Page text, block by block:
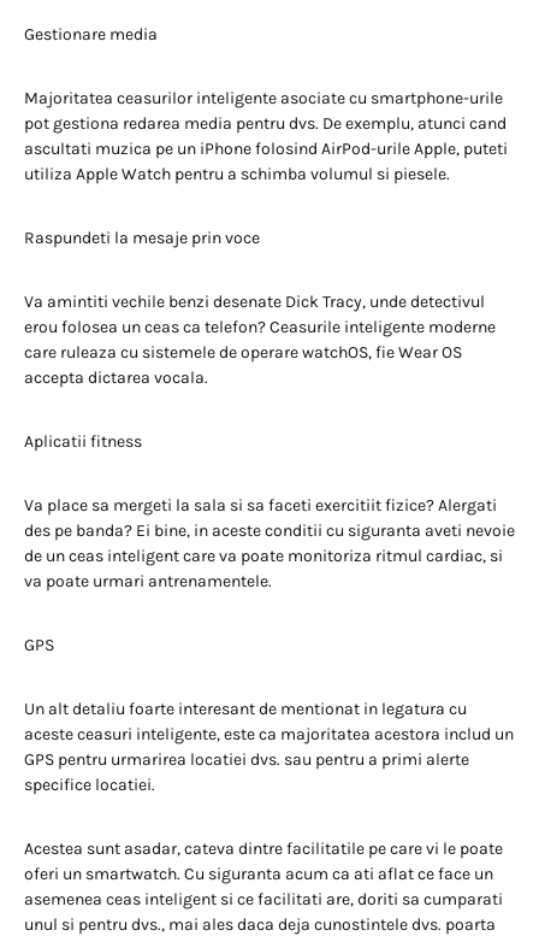
Gestionare media
Majoritatea ceasurilor inteligente asociate cu smartphone-urile
pot gestiona redarea media pentru dvs. De exemplu, atunci cand
ascultati muzica pe un iPhone folosind AirPod-urile Apple, puteti
utiliza Apple Watch pentru a schimba volumul si piesele.
Raspundeti la mesaje prin voce
Va amintiti vechile benzi desenate Dick Tracy, unde detectivul
erou folosea un ceas ca telefon? Ceasurile inteligente moderne
care ruleaza cu sistemele de operare watchOS, fie Wear OS
accepta dictarea vocala.
Aplicatii fitness
Va place sa mergeti la sala si sa faceti exercitiit fizice? Alergati
des pe banda? Ei bine, in aceste conditii cu siguranta aveti nevoie
de un ceas inteligent care va poate monitoriza ritmul cardiac, si
va poate urmari antrenamentele.
GPS
Un alt detaliu foarte interesant de mentionat in legatura cu
aceste ceasuri inteligente, este ca majoritatea acestora includ un
GPS pentru urmarirea locatiei dvs. sau pentru a primi alerte
specifice locatiei.
Acestea sunt asadar, cateva dintre facilitatile pe care vi le poate
oferi un smartwatch. Cu siguranta acum ca ati aflat ce face un
asemenea ceas inteligent si ce facilitati are, doriti sa cumparati
unul si pentru dvs., mai ales daca deja cunostintele dvs. poarta